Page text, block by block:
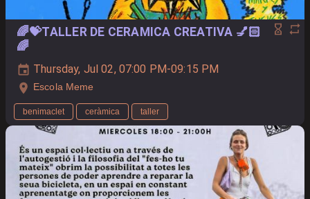
🌈💝TALLER DE CERAMICA CREATIVA 💅🏻
🌈
Thursday, Jul 02, 07:00 PM-09:15 PM
Escola Meme
benimaclet ceràmica taller